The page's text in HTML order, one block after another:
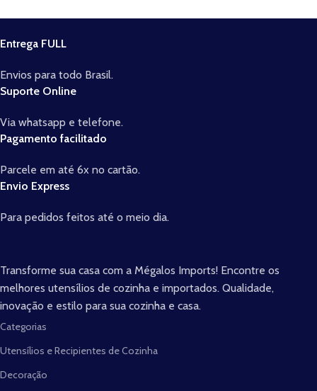
Entrega FULL
Envios para todo Brasil.
Suporte Online
Via whatsapp e telefone.
Pagamento facilitado
Parcele em até 6x no cartão.
Envio Express
Para pedidos feitos até o meio dia.
Transforme sua casa com a Mégalos Imports! Encontre os
melhores utensílios de cozinha e importados. Qualidade,
inovação e estilo para sua cozinha e casa.
Categorias
Utensílios e Recipientes de Cozinha
Decoração